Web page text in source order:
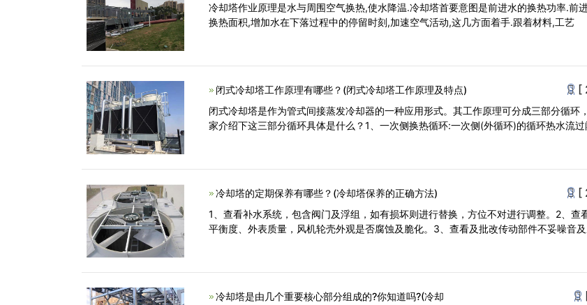
冷却塔作业原理是水与周围空气换热,使水降温.冷却塔首要意图是前进水的换热功率.前
换热面积,增加水在下落过程中的停留时刻,加速空气活动,这几方面着手.跟着材料,工艺
闭式冷却塔工作原理有哪些？(闭式冷却塔工作原理及特点) [
闭式冷却塔是作为管式间接蒸发冷却器的一种应用形式。其工作原理可分成三部分循环
家介绍下这三部分循环具体是什么？1、一次侧换热循环:一次侧(外循环)的循环热水流过
冷却塔的定期保养有哪些？(冷却塔保养的正确方法) [
1、查看补水系统，包含阀门及浮组，如有损坏则进行替换，方位不对进行调整。2、查
平衡度、外表质量，风机轮壳外观是否腐蚀及脆化。3、查看及批改传动部件不妥噪音
冷却塔是由几个重要核心部分组成的?你知道吗?(冷却